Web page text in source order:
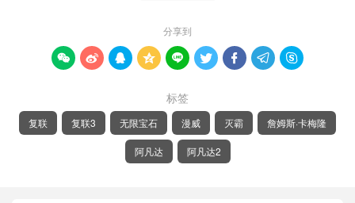
分享到
        
标签
复联 复联3 无限宝石 漫威 灭霸 詹姆斯·卡梅隆
阿凡达 阿凡达2